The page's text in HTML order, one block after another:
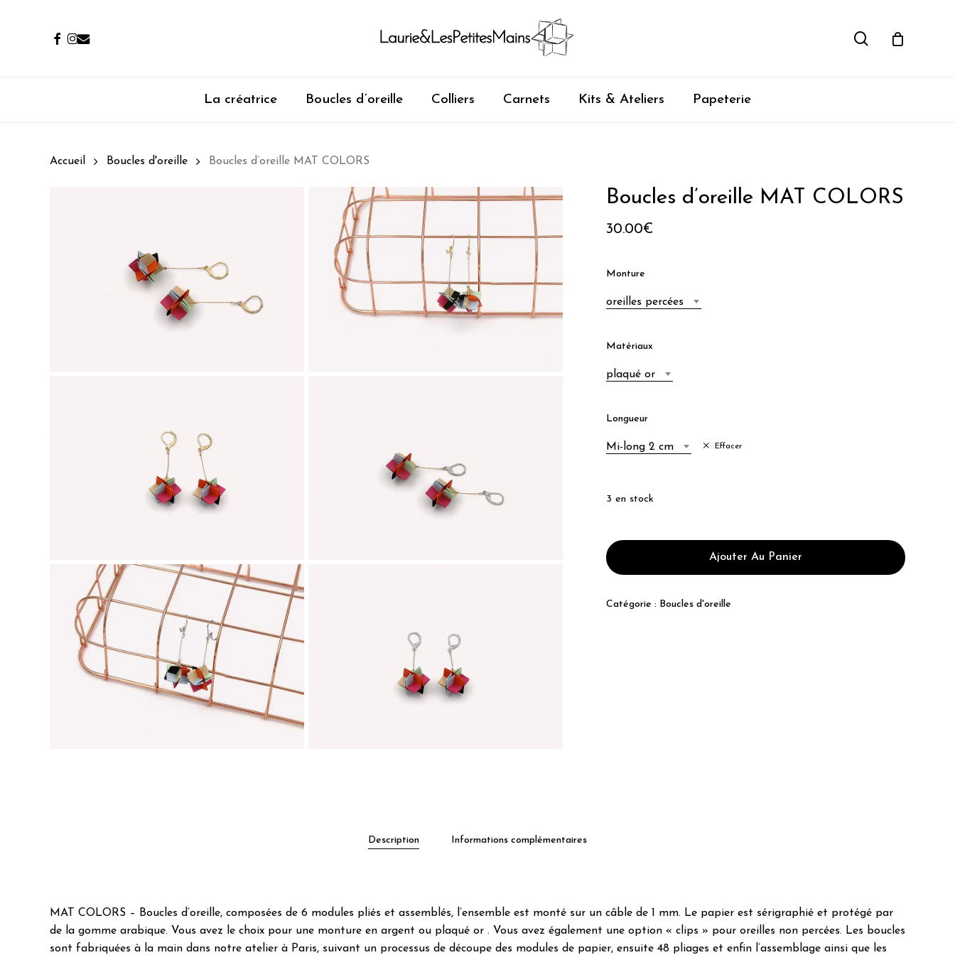
facebook
instagram
email
La créatrice Boucles d’oreille Colliers Carnets Kits & Ateliers Papeterie
Accueil Boucles d'oreille Boucles d’oreille MAT COLORS
Boucles d’oreille MAT COLORS
30.00€
Monture
oreilles percées
Matériaux
plaqué or
Longueur
Mi-long 2 cm Effacer
3 en stock
Ajouter Au Panier
Catégorie : Boucles d'oreille
Description Informations complémentaires
MAT COLORS – Boucles d’oreille, composées de 6 modules pliés et assemblés, l’ensemble est monté sur un câble de 1 mm. Le papier est sérigraphié et protégé par
de la gomme arabique. Vous avez le choix pour une monture en argent ou plaqué or . Vous avez également une option « clips » pour oreilles non percées. Les boucles
sont fabriquées à la main dans notre atelier à Paris, suivant un processus de découpe des modules de papier, ensuite 48 pliages et enfin l’assemblage ainsi que les